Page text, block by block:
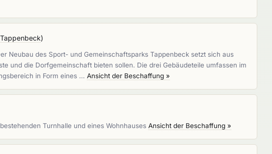
)
Neubau des Sport- und Gemeinschaftsparks Tappenbeck setzt sich aus
und die Dorfgemeinschaft bieten sollen. Die drei Gebäudeteile umfassen im
in Form eines … Ansicht der Beschaffung »
Turnhalle und eines Wohnhauses Ansicht der Beschaffung »